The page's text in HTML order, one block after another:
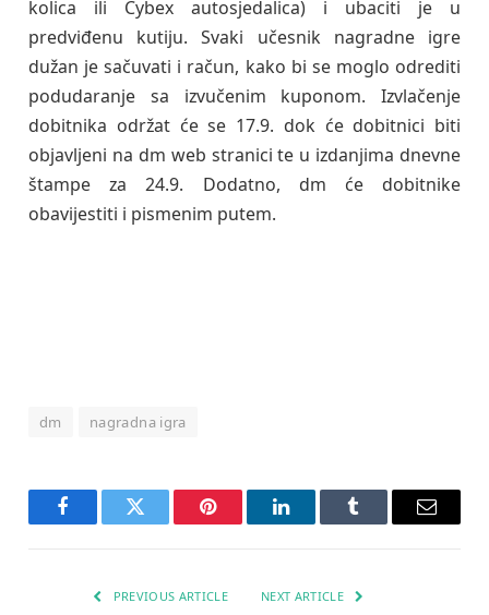
kolica ili Cybex autosjedalica) i ubaciti je u
predviđenu kutiju. Svaki učesnik nagradne igre
dužan je sačuvati i račun, kako bi se moglo odrediti
podudaranje sa izvučenim kuponom. Izvlačenje
dobitnika održat će se 17.9. dok će dobitnici biti
objavljeni na dm web stranici te u izdanjima dnevne
štampe za 24.9. Dodatno, dm će dobitnike
obavijestiti i pismenim putem.
dm nagradna igra
FacebookTwitter Pinterest LinkedInTumblr Email
PREVIOUS ARTICLE NEXT ARTICLE